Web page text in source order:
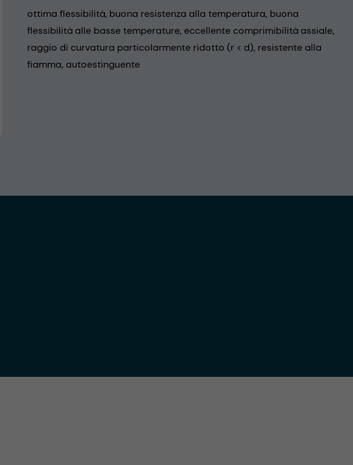
ottima flessibilità, buona resistenza alla temperatura, buona
flessibilità alle basse temperature, eccellente comprimibilità assiale,
raggio di curvatura particolarmente ridotto (r < d), resistente alla
fiamma, autoestinguente